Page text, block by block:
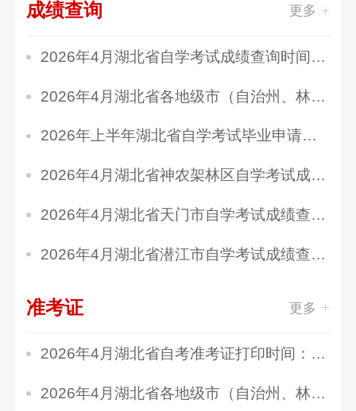
成绩查询 更多
2026年4月湖北省自学考试成绩查询时间：5月13日...
2026年4月湖北省各地级市（自治州、林区）自学...
2026年上半年湖北省自学考试毕业申请时间：5月2...
2026年4月湖北省神农架林区自学考试成绩查询时...
2026年4月湖北省天门市自学考试成绩查询时间：5...
2026年4月湖北省潜江市自学考试成绩查询时间：5...
准考证 更多
2026年4月湖北省自考准考证打印时间：4月3日至1...
2026年4月湖北省各地级市（自治州、林区）自学...